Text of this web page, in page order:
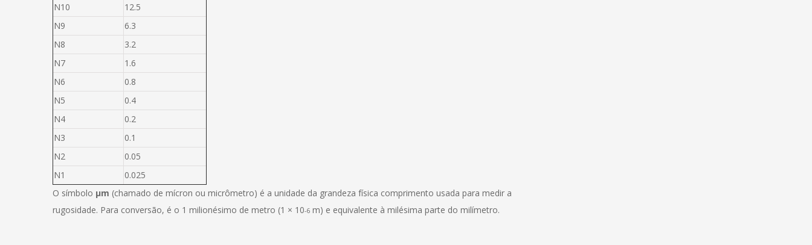
N10
12.5
N9
6.3
N8
3.2
N7
1.6
N6
0.8
N5
0.4
N4
0.2
N3
0.1
N2
0.05
N1
0.025
O símbolo μm (chamado de mícron ou micrômetro) é a unidade da grandeza física comprimento usada para medir a
rugosidade. Para conversão, é o 1 milionésimo de metro (1 × 10-6 m) e equivalente à milésima parte do milímetro.